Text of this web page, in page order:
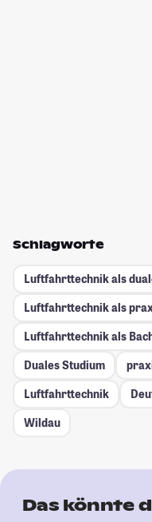
Schlagworte
Luftfahrttechnik als
Luftfahrttechnik als
Luftfahrttechnik als
Duales Studium
Luftfahrttechnik
Wildau
Das könnte